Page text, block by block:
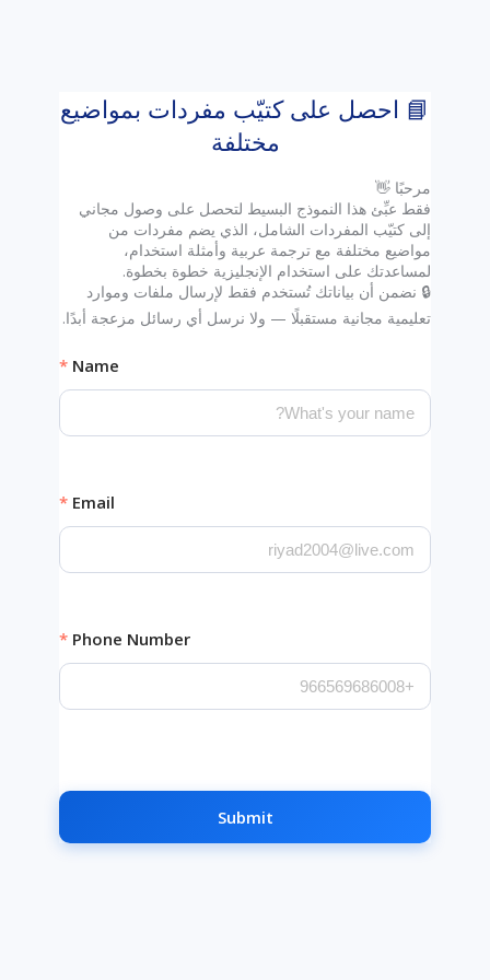
📘 احصل على كتيّب مفردات بمواضيع
مختلفة
فقط عبِّئ هذا النموذج البسيط لتحصل على وصول مجاني
إلى كتيّب المفردات الشامل، الذي يضم مفردات من
مواضيع مختلفة مع ترجمة عربية وأمثلة استخدام،
🔒 نضمن أن بياناتك تُستخدم فقط لإرسال ملفات وموارد
تعليمية مجانية مستقبلًا — ولا نرسل أي رسائل مزعجة أبدًا.
Name
Email
Phone Number
Submit